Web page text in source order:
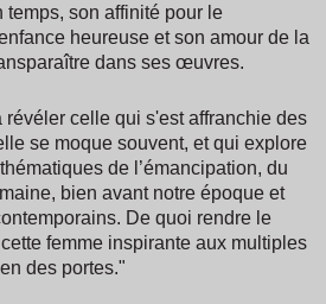
temps, son affinité pour le
heureuse et son amour de la
dans ses œuvres.
révéler celle qui s'est affranchie des
se moque souvent, et qui explore
de l’émancipation, du
bien avant notre époque et
De quoi rendre le
femme inspirante aux multiples
des portes."